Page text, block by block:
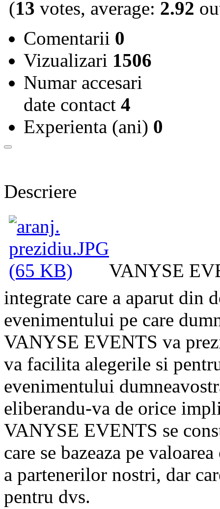
(13 votes, average: 2.92
Comentarii 0
Vizualizari 1506
Numar accesari
date contact 4
Experienta (ani) 0
Descriere
VANYSE
integrate care a aparut din
evenimentului pe care
VANYSE EVENTS va
va facilita alegerile si
evenimentului
eliberandu-va de orice
VANYSE EVENTS se
care se bazeaza pe
a partenerilor nostri, dar
pentru dvs.